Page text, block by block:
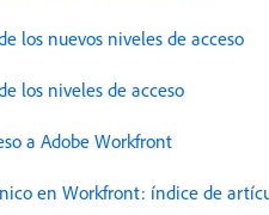
los nuevos niveles de acceso
los niveles de acceso
a Adobe Workfront
en Workfront: índice de